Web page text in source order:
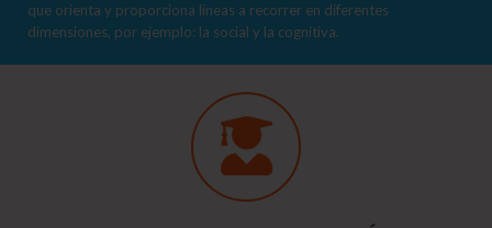
que orienta y proporciona líneas a recorrer en diferentes
dimensiones, por ejemplo: la social y la cognitiva.